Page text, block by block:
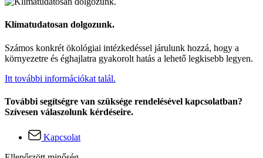
Klímatudatosan dolgozunk.
Számos konkrét ökológiai intézkedéssel járulunk hozzá, hogy a
környezetre és éghajlatra gyakorolt hatás a lehető legkisebb legyen.
Itt további információkat talál.
További segítségre van szüksége rendelésével kapcsolatban?
Szívesen válaszolunk kérdéseire.
Kapcsolat